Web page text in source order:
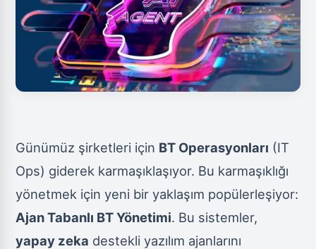
Günümüz şirketleri için BT Operasyonları (IT
Ops) giderek karmaşıklaşıyor. Bu karmaşıklığı
yönetmek için yeni bir yaklaşım popülerleşiyor:
Ajan Tabanlı BT Yönetimi. Bu sistemler,
yapay zeka destekli yazılım ajanlarını